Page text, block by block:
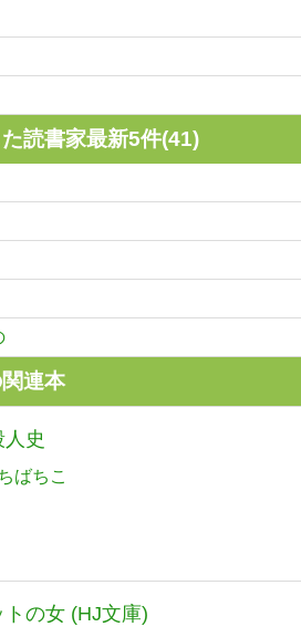
読書家最新5件(41)
連本
史
ばちこ
の女 (HJ文庫)